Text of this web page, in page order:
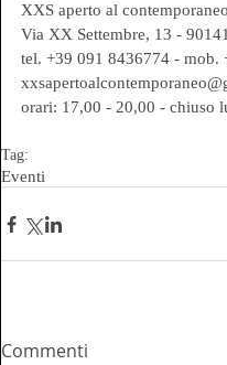
XXS aperto al contemporaneo
Via XX Settembre, 13 -
tel. +39 091 8436774 - mob.
orari: 17,00 - 20,00 - chiuso
Tag:
Eventi
Commenti